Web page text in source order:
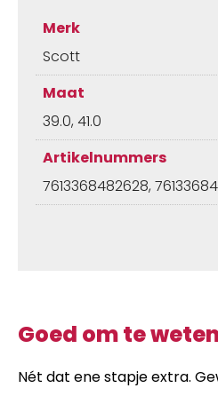
Merk
Scott
Maat
39.0, 41.0
Artikelnummers
7613368482628,
Goed om te weten
Nét dat ene stapje extra.